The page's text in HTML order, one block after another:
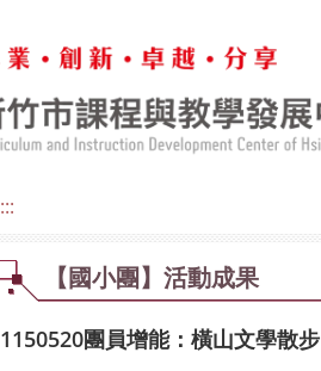
:::
【國小團】活動成果
1150520團員增能：橫山文學散步